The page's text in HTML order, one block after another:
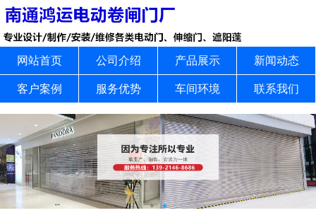
网站首页 公司介绍 产品展示 新闻动态
客户案例 服务优势 车间环境 联系我们